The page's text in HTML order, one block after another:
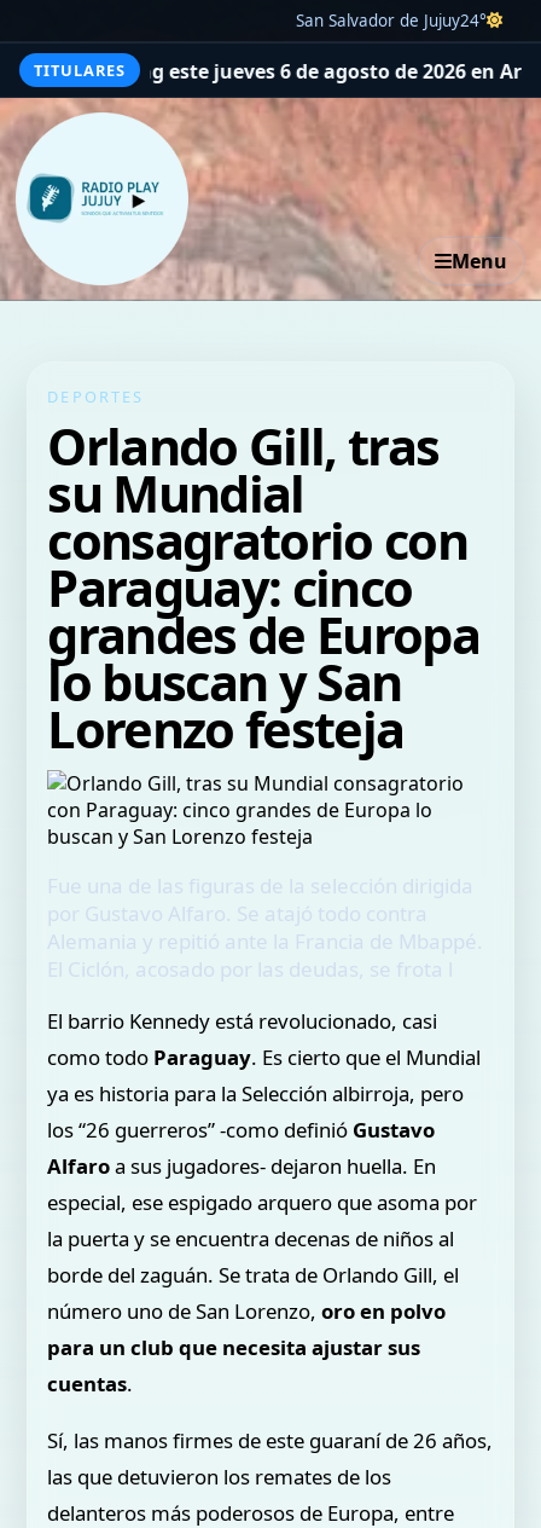
San Salvador de Jujuy24°
TITULARES
jueves 6 de agosto de 2026 en Argentina La
Menu
DEPORTES
Orlando Gill, tras
su Mundial
consagratorio con
Paraguay: cinco
grandes de Europa
lo buscan y San
Lorenzo festeja
Fue una de las figuras de la selección dirigida
por Gustavo Alfaro. Se atajó todo contra
Alemania y repitió ante la Francia de Mbappé.
El Ciclón, acosado por las deudas, se frota l
El barrio Kennedy está revolucionado, casi
como todo Paraguay. Es cierto que el Mundial
ya es historia para la Selección albirroja, pero
los “26 guerreros” -como definió Gustavo
Alfaroa sus jugadores- dejaron huella. En
especial, ese espigado arquero que asoma por
la puerta y se encuentra decenas de niños al
borde del zaguán. Se trata de Orlando Gill, el
número uno de San Lorenzo,oro en polvo
para un club que necesita ajustar sus
cuentas.
Sí, las manos firmes de este guaraní de 26 años,
las que detuvieron los remates de los
delanteros más poderosos de Europa, entre